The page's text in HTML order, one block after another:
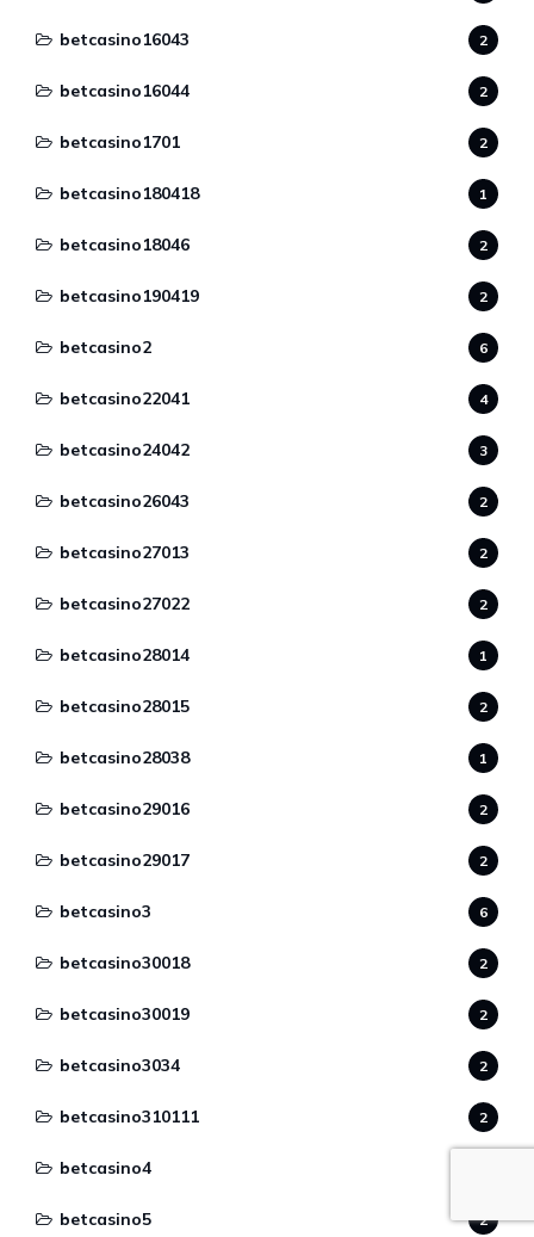
betcasino16043 2
betcasino16044 2
betcasino1701 2
betcasino180418 1
betcasino18046 2
betcasino190419 2
betcasino2 6
betcasino22041 4
betcasino24042 3
betcasino26043 2
betcasino27013 2
betcasino27022 2
betcasino28014 1
betcasino28015 2
betcasino28038 1
betcasino29016 2
betcasino29017 2
betcasino3 6
betcasino30018 2
betcasino30019 2
betcasino3034 2
betcasino310111 2
betcasino4
betcasino5 2